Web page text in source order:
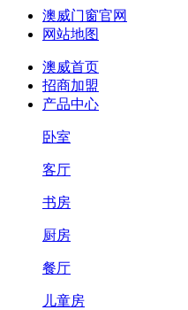
澳威门窗官网
网站地图
澳威首页
招商加盟
产品中心
卧室
客厅
书房
厨房
餐厅
儿童房